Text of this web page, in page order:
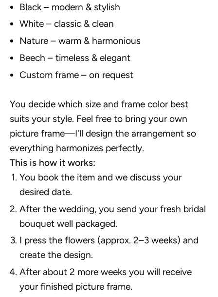
Black – modern & stylish
White – classic & clean
Nature – warm & harmonious
Beech – timeless & elegant
Custom frame – on request
You decide which size and frame color best
suits your style. Feel free to bring your own
picture frame—I'll design the arrangement so
everything harmonizes perfectly.
This is how it works:
You book the item and we discuss your
desired date.
After the wedding, you send your fresh bridal
bouquet well packaged.
I press the flowers (approx. 2–3 weeks) and
create the design.
After about 2 more weeks you will receive
your finished picture frame.